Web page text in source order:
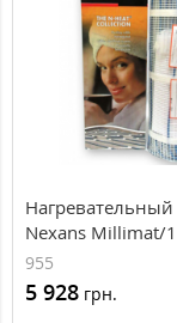
Nexans Millimat/
(000000955) 150
м²
955
5 928 грн.